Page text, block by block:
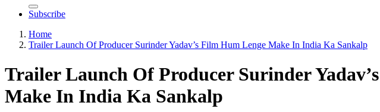
Subscribe
Home
Trailer Launch Of Producer Surinder Yadav’s Film Hum Lenge Make In India Ka Sankalp
Trailer Launch Of Producer Surinder
Make In India Ka Sankalp